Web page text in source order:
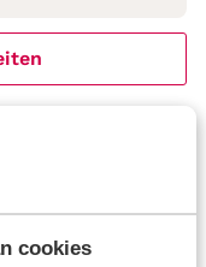
cookies